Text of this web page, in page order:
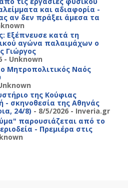
και αδιαφορία -
αν δεν πράξει άμεσα τα
Εξέπνευσε κατά τη
αγώνα παλαιμάχων ο
Γιώργος
- Unknown
Μητροπολιτικός Ναός
της Κούφιας
- σκηνοθεσία της Αθηνάς
24/8) - 8/5/2026- Inveria.gr
παρουσιάζεται από το
- Πρεμιέρα στις